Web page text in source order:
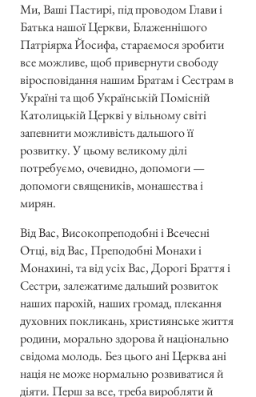
Ми, Ваші Пастирі, під проводом Глави і
Батька нашої Церкви, Блаженнішого
Патріярха Йосифа, стараємося зробити
все можливе, щоб привернути свободу
віросповідання нашим Братам і Сестрам в
Україні та щоб Українській Помісній
Католицькій Церкві у вільному світі
запевнити можливість дальшого її
розвитку. У цьому великому ділі
потребуємо, очевидно, допомоги —
допомоги священиків, монашества і
мирян.
Від Вас, Високопреподобні і Всечесні
Отці, від Вас, Преподобні Монахи і
Монахині, та від усіх Вас, Дорогі Браття і
Сестри, залежатиме дальший розвиток
наших парохій, наших громад, плекання
духовних покликань, християнське життя
родини, морально здорова й національно
свідома молодь. Без цього ані Церква ані
нація не може нормально розвиватися й
діяти. Перш за все, треба виробляти й